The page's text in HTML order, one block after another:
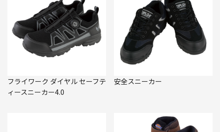
フライワーク ダイヤル セーフテ
ィースニーカー4.0
安全スニーカー